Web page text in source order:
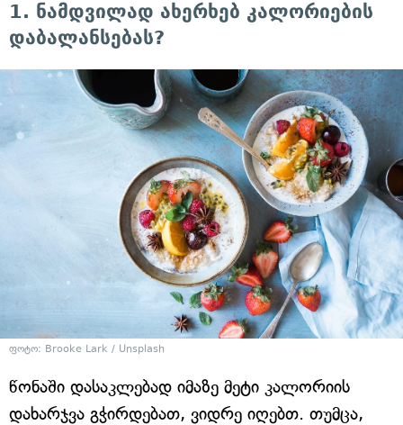
1. ნამდვილად ახერხებ კალორიების
დაბალანსებას?
ფოტო: Brooke Lark / Unsplash
წონაში დასაკლებად იმაზე მეტი კალორიის
დახარჯვა გჭირდებათ, ვიდრე იღებთ. თუმცა,